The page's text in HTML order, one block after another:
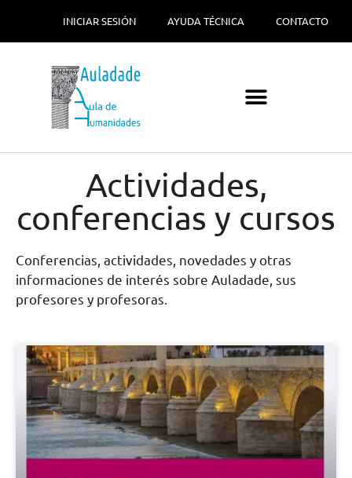
INICIAR SESIÓN AYUDA TÉCNICA CONTACTO
Actividades,
conferencias y cursos
Conferencias, actividades, novedades y otras
informaciones de interés sobre Auladade, sus
profesores y profesoras.